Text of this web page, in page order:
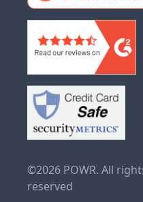
©2026 POWR. All
reserved